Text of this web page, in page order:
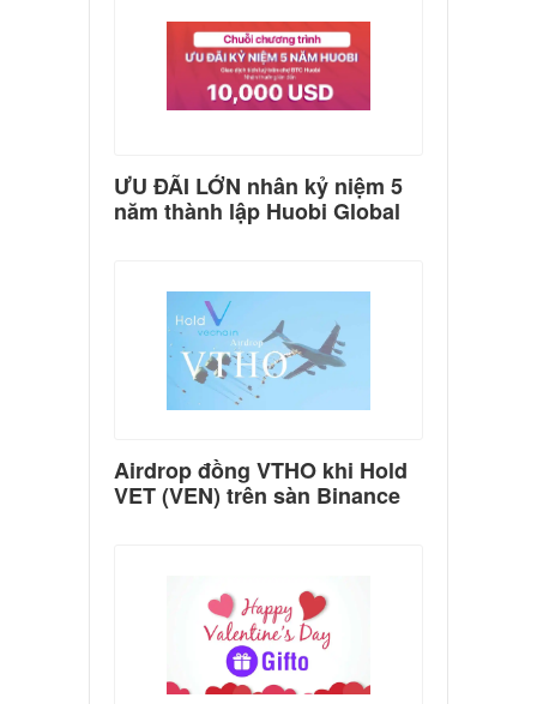
ƯU ĐÃI LỚN nhân kỷ niệm 5
năm thành lập Huobi Global
Airdrop đồng VTHO khi Hold
VET (VEN) trên sàn Binance